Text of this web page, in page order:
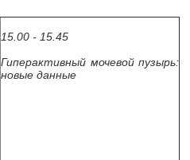
15.00 - 15.45
Гиперактивный мочевой пузырь:
новые данные